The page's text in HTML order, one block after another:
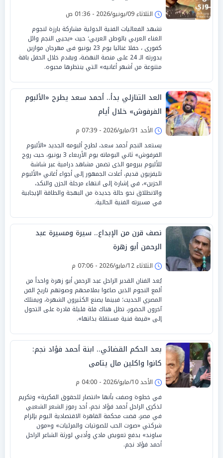
الثلاثاء 09/يونيو/2026 - 01:36 ص
تشهد الفعاليات الفنية الدولية مشاركة بارزة لنجوم
الغناء العربي بالوطن العربي؛ حيث «يحيى النجم وائل
كفورى ، حفلا غنائيا يوم 23 يونيو فى مهرجان موازين
بدورته الـ 24 على منصة النهضة، ويقدم خلال الحفل باقة
متنوعة من أشهر أغانيه» التي ينتظرها محبوه.
العد التنازلي بدأ.. أحمد سعد يطرح «الألبوم
الفرفوش» خلال أيام
الأحد 31/مايو/2026 - 07:39 م
يستعد النجم أحمد سعد، لطرح ألبومه الجديد «الألبوم
الفرفوش» ثاني البوماته يوم الأربعاء 3 يونيو، حيث روج
للألبوم ببرومو الذى تضمن مشاهد درامية عبر شاشة
تليفزيون قديم، أعادت الجمهور إلى أجواء أغاني «الألبوم
الحزين»، في إشارة إلى انتهاء مرحلة الحزن والنكد،
والانطلاق نحو حالة جديدة من البهجة والطاقة الإيجابية
في مسيرته الفنية الحالية.
نصف قرن من الإبداع.. سيرة ومسيرة عبد
الرحمن أبو زهرة
الثلاثاء 12/مايو/2026 - 07:06 م
يُعد الفنان القدير الراحل عبد الرحمن أبو زهرة واحداً من
ألمع النجوم الذين صاغوا بملامحهم وصوتهم تاريخ الفن
المصري الحديث؛ فبينما يصنع الكثيرون الشهرة، ويمتلك
آخرون الحضور، تظل هناك قلة قليلة قادرة على التحول
إلى «قيمة فنية مستقلة بذاتها».
بعد الحكم القضائي.. ابنة أحمد فؤاد نجم:
كانوا واكلين مال يتامى
الأحد 10/مايو/2026 - 04:00 م
في خطوة وصفت بأنها «انتصار للحقوق الفكرية» وتكريم
لذكرى الراحل أحمد فؤاد نجم، أحد رموز الشعر الشعبي
في مصر، قضت محكمة القاهرة الاقتصادية اليوم بإلزام
شركتي «صوت الحب للصوتيات والمرئيات» و«مون
ساوند» بدفع تعويض مادي وأدبي لورثة الشاعر الراحل
أحمد فؤاد نجم.